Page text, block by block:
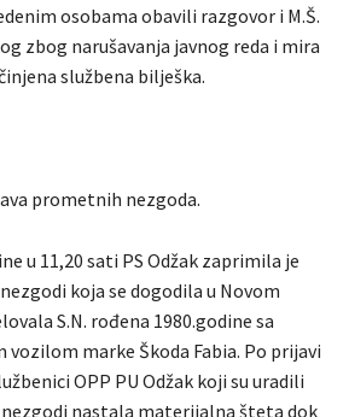
osobama obavili razgovor i M.Š.
zbog narušavanja javnog reda i mira
službena bilješka.
prometnih nezgoda.
u 11,20 sati PS Odžak zaprimila je
koja se dogodila u Novom
S.N. rođena 1980.godine sa
marke Škoda Fabia. Po prijavi
OPP PU Odžak koji su uradili
nastala materijalna šteta dok